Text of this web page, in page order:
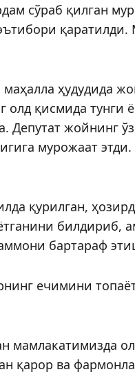
сўраб қилган
ҳудудида
олд қисмида тунги
Депутат жойнинг
мурожаат этди.
қурилган,
билдириб,
бартараф
ечимини
мамлакатимизда
қарор ва